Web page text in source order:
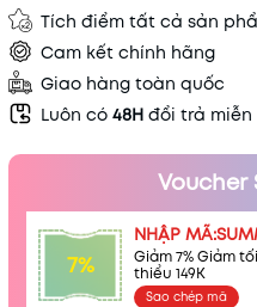
Tích điểm tất cả sản
Cam kết chính hãng
Giao hàng toàn quốc
Luôn có 48H đổi trả miễn
Voucher
7%
NHẬP
Giảm 7% Giảm
thiểu 149K
Sao chép mã